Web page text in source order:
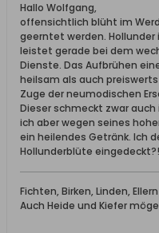
Hallo Wolfgang,
offensichtlich blüht im
geerntet werden.
leistet gerade bei dem
Dienste. Das Aufbrühen
heilsam als auch
Zuge der neumodischen
Dieser schmeckt zwar
ich aber wegen seines
ein heilendes Getränk. Ich
Hollunderblüte eingedeckt?!
Fichten, Birken, Linden,
Auch Heide und Kiefer